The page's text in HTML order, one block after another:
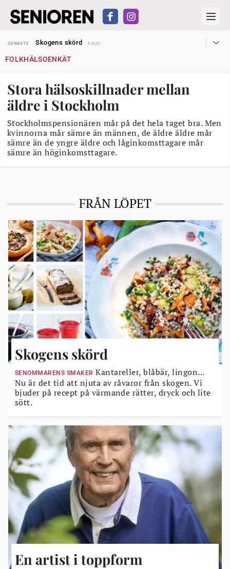
SENASTE
Skogens skörd
8 AUG
SENASTE
Reform för äldre kan bli slag i luften
SENASTE
Snart kan telefonförsäljning förbjudas i Sverige
29 JUL
SENASTE
Hyror rusar ifrån äldres bostadstillägg
28 JUL
SENASTE
Skogens skörd 8 AUG
FOLKHÄLSOENKÄT
Stora hälsoskillnader mellan
äldre i Stockholm
Stockholmspensionären mår på det hela taget bra. Men
kvinnorna mår sämre än männen, de äldre äldre mår
sämre än de yngre äldre och låginkomsttagare mår
sämre än höginkomsttagare.
FRÅN LÖPET
Skogens skörd
SENOMMARENS SMAKER Kantareller, blåbär, lingon...
Nu är det tid att njuta av råvaror från skogen. Vi
bjuder på recept på värmande rätter, dryck och lite
sött.
En artist i toppform